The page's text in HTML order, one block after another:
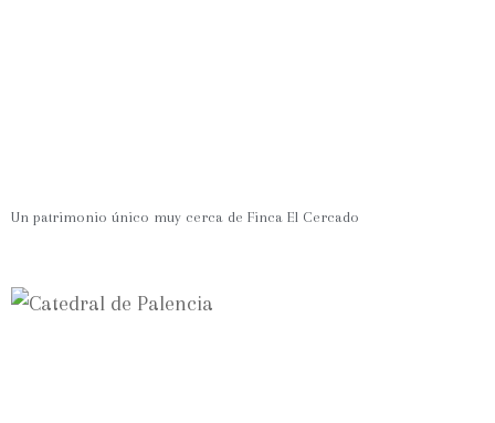
Un patrimonio único muy cerca de Finca El Cercado